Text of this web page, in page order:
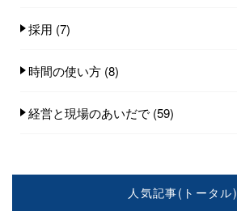
採用 (7)
時間の使い方 (8)
経営と現場のあいだで (59)
人気記事(トータル)